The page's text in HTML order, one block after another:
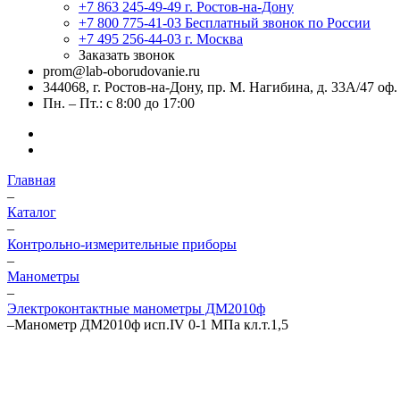
+7 863 245-49-49 г. Ростов-на-Дону
+7 800 775-41-03 Бесплатный звонок по России
+7 495 256-44-03 г. Москва
Заказать звонок
prom@lab-oborudovanie.ru
344068, г. Ростов-на-Дону, пр. М. Нагибина, д. 33А/47 оф.
Пн. – Пт.: с 8:00 до 17:00
Главная
–
Каталог
–
Контрольно-измерительные приборы
–
Манометры
–
Электроконтактные манометры ДМ2010ф
–Манометр ДМ2010ф исп.IV 0-1 МПа кл.т.1,5